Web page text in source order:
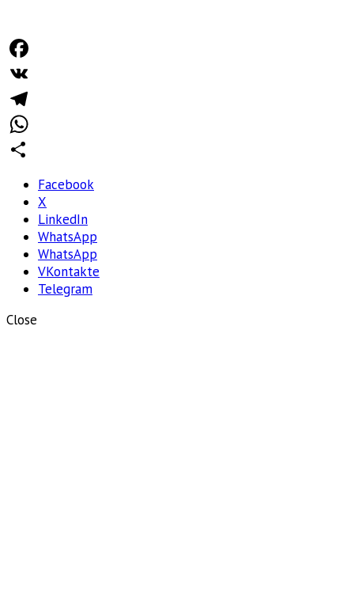
Facebook
VK
Telegram
WhatsApp
Facebook
X
LinkedIn
WhatsApp
WhatsApp
VKontakte
Telegram
Close